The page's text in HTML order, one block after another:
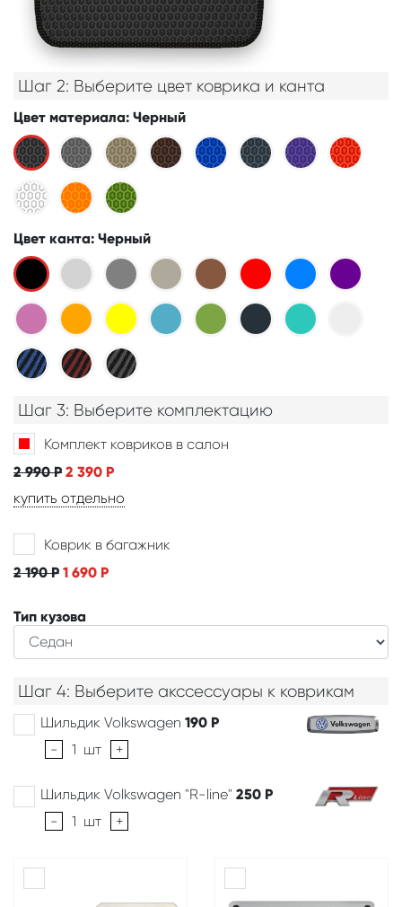
Шаг 2: Выберите цвет коврика и канта
Цвет материала: Черный
Цвет канта: Черный
Шаг 3: Выберите комплектацию
Комплект ковриков в салон
2 990Р 2 390 Р
купить отдельно
Коврик в багажник
2 190Р 1 690 Р
Тип кузова
Шаг 4: Выберите акссессуары к коврикам
Шильдик Volkswagen 190 Р
-
1 шт +
Шильдик Volkswagen "R-line" 250 Р
-
1 шт +